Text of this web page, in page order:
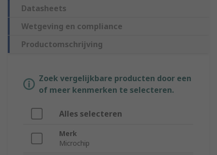
Datasheets
Wetgeving en compliance
Productomschrijving
Zoek vergelijkbare producten door een
of meer kenmerken te selecteren.
Alles selecteren
Merk
Microchip